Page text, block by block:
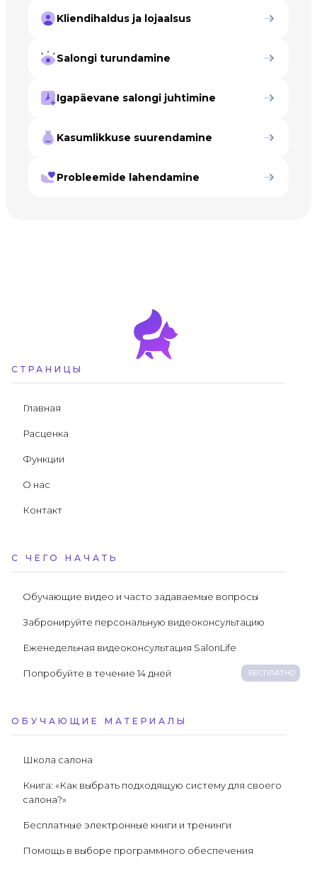
Kliendihaldus ja lojaalsus
Salongi turundamine
Igapäevane salongi juhtimine
Kasumlikkuse suurendamine
Probleemide lahendamine
СТРАНИЦЫ
Главная
Расценка
Функции
О нас
Контакт
С ЧЕГО НАЧАТЬ
Обучающие видео и часто задаваемые вопросы
Забронируйте персональную видеоконсультацию
Еженедельная видеоконсультация SalonLife
Попробуйте в течение 14 дней БЕСПЛАТНО
ОБУЧАЮЩИЕ МАТЕРИАЛЫ
Школа салона
Книга: «Как выбрать подходящую систему для своего
салона?»
Бесплатные электронные книги и тренинги
Помощь в выборе программного обеспечения